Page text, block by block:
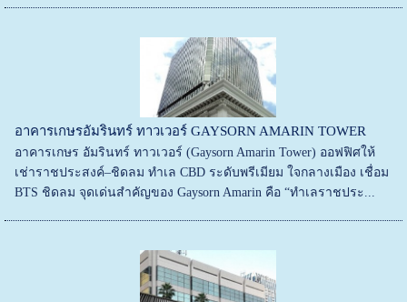
อาคารเกษรอัมรินทร์ ทาวเวอร์ GAYSORN AMARIN TOWER
อาคารเกษร อัมรินทร์ ทาวเวอร์ (Gaysorn Amarin Tower) ออฟฟิศให้
เช่าราชประสงค์–ชิดลม ทำเล CBD ระดับพรีเมียม ใจกลางเมือง เชื่อม
BTS ชิดลม จุดเด่นสำคัญของ Gaysorn Amarin คือ “ทำเลราชประ...